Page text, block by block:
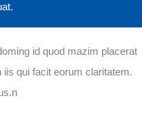
id quod mazim placerat
qui facit eorum claritatem.